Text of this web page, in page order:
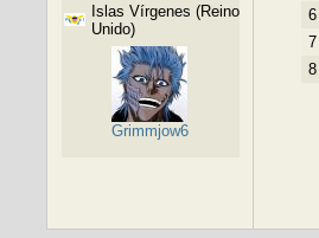
Islas Vírgenes (Reino
Unido)
Grimmjow6
6
7
8